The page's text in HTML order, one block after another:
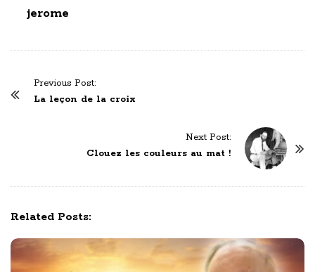
jerome
Previous Post:
La leçon de la croix
Next Post:
Clouez les couleurs au mat !
Related Posts: